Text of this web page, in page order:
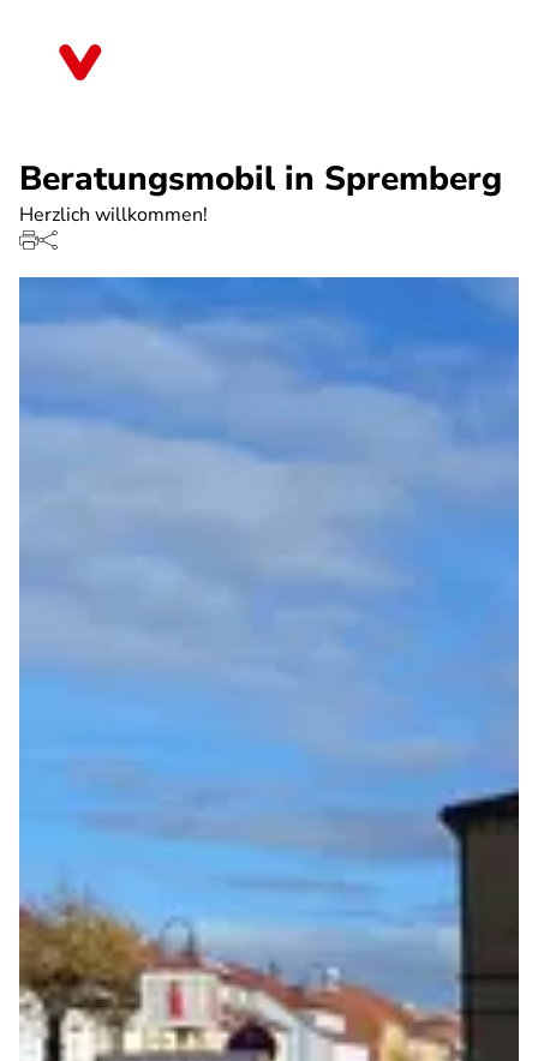
Beratungsmobil in Spremberg
Herzlich willkommen!